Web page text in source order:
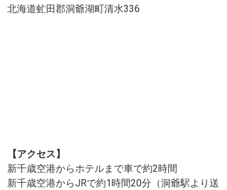
北海道虻田郡洞爺湖町清水336
【アクセス】
新千歳空港からホテルまで車で約2時間
新千歳空港からJRで約1時間20分（洞爺駅より送